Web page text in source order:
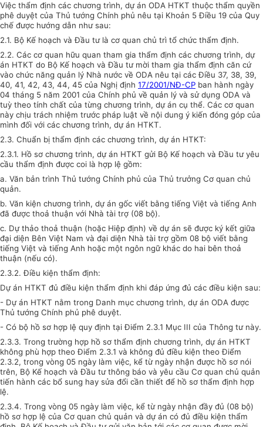
Việc thẩm định các chương trình, dự án ODA HTKT thuộc thẩm quyền
phê duyệt của Thủ tướng Chính phủ nêu tại Khoản 5 Điều 19 của Quy
chế được hướng dẫn như sau:
2.1. Bộ Kế hoạch và Đầu tư là cơ quan chủ trì tổ chức thẩm định.
2.2. Các cơ quan hữu quan tham gia thẩm định các chương trình, dự
án HTKT do Bộ Kế hoạch và Đầu tư mời tham gia thẩm định căn cứ
vào chức năng quản lý Nhà nước về ODA nêu tại các Điều 37, 38, 39,
40, 41, 42, 43, 44, 45 của Nghị định 17/2001/NĐ-CP ban hành ngày
04 tháng 5 năm 2001 của Chính phủ về quản lý và sử dụng ODA và
tuỳ theo tính chất của từng chương trình, dự án cụ thể. Các cơ quan
này chịu trách nhiệm trước pháp luật về nội dung ý kiến đóng góp của
mình đối với các chương trình, dự án HTKT.
2.3. Chuẩn bị thẩm định các chương trình, dự án HTKT:
2.3.1. Hồ sơ chương trình, dự án HTKT gửi Bộ Kế hoạch và Đầu tư yêu
cầu thẩm định được coi là hợp lệ gồm:
a. Văn bản trình Thủ tướng Chính phủ của Thủ trưởng Cơ quan chủ
quản.
b. Văn kiện chương trình, dự án gốc viết bằng tiếng Việt và tiếng Anh
đã được thoả thuận với Nhà tài trợ (08 bộ).
c. Dự thảo thoả thuận (hoặc Hiệp định) về dự án sẽ được ký kết giữa
đại diện Bên Việt Nam và đại diện Nhà tài trợ gồm 08 bộ viết bằng
tiếng Việt và tiếng Anh hoặc một ngôn ngữ khác do hai bên thoả
thuận (nếu có).
2.3.2. Điều kiện thẩm định:
Dự án HTKT đủ điều kiện thẩm định khi đáp ứng đủ các điều kiện sau:
- Dự án HTKT nằm trong Danh mục chương trình, dự án ODA được
Thủ tướng Chính phủ phê duyệt.
- Có bộ hồ sơ hợp lệ quy định tại Điểm 2.3.1 Mục III của Thông tư này.
2.3.3. Trong trường hợp hồ sơ thẩm định chương trình, dự án HTKT
không phù hợp theo Điểm 2.3.1 và không đủ điều kiện theo Điểm
2.3.2, trong vòng 05 ngày làm việc, kể từ ngày nhận được hồ sơ nói
trên, Bộ Kế hoạch và Đầu tư thông báo và yêu cầu Cơ quan chủ quản
tiến hành các bổ sung hay sửa đổi cần thiết để hồ sơ thẩm định hợp
lệ.
2.3.4. Trong vòng 05 ngày làm việc, kể từ ngày nhận đầy đủ (08 bộ)
hồ sơ hợp lệ của Cơ quan chủ quản và dự án có đủ điều kiện thẩm